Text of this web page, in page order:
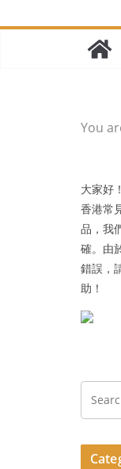
You
大家好
香港常
品，我
確。由
錯誤，
助！